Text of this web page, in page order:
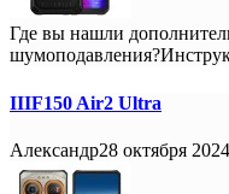
Где вы нашли
IIIF150 Air2 Ultra
Александр28 октября